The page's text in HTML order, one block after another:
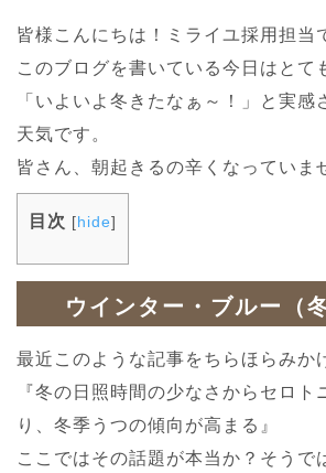
皆様こんにちは！ミライユ採用担当
このブログを書いている今日はとて
「いよいよ冬きたなぁ～！」と実感
天気です。
皆さん、朝起きるの辛くなっていま
目次 [hide]
ウインター・ブルー（
最近このような記事をちらほらみか
『冬の日照時間の少なさからセロト
り、冬季うつの傾向が高まる』
ここではその話題が本当か？そうで